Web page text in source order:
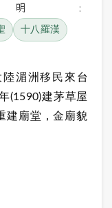
明:
十八羅漢
湄洲移民來台
(1590)建茅草屋
建廟堂，金廟貌